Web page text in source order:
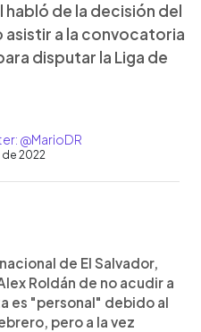
de la decisión del
asistir a la convocatoria
disputar la Liga de
@MarioDR
2022
de El Salvador,
Roldán de no acudir a
es "personal" debido al
pero a la vez